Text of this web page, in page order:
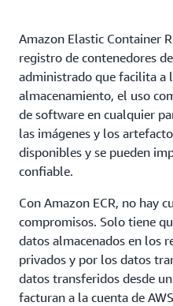
Amazon Elastic Container
registro de contenedores
administrado que facilita a
almacenamiento, el uso
de software en cualquier
las imágenes y los
disponibles y se pueden
confiable.
Con Amazon ECR, no hay
compromisos. Solo tiene
datos almacenados en los
privados y por los datos
datos transferidos desde
facturan a la cuenta de